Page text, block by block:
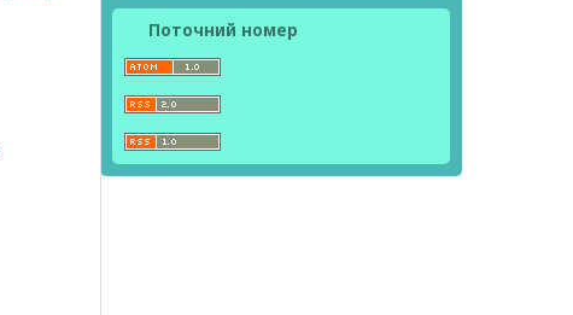
Поточний номер